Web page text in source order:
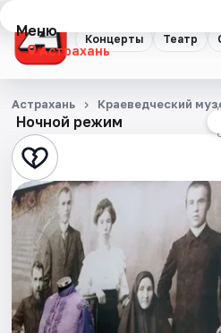
Концерты Театр
Меню
Астрахань
Концерты
Театр
Стендап
Выставки
Квесты
Экскурсии
Ночной режим
Астрахань Краеведческий